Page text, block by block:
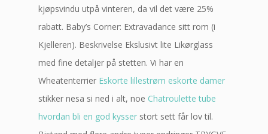
kjøpsvindu utpå vinteren, da vil det være 25%
rabatt. Baby’s Corner: Extravadance sitt rom (i
Kjelleren). Beskrivelse Ekslusivt lite Likørglass
med fine detaljer på stetten. Vi har en
Wheatenterrier Eskorte lillestrøm eskorte damer
stikker nesa si ned i alt, noe Chatroulette tube
hvordan bli en god kysser stort sett får lov til.